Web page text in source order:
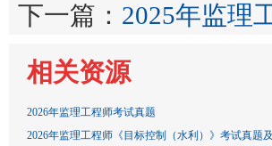
下一篇： 2025年监理
相关资源
2026年监理工程师考试真题
2026年监理工程师《目标控制（水利）》考试真题